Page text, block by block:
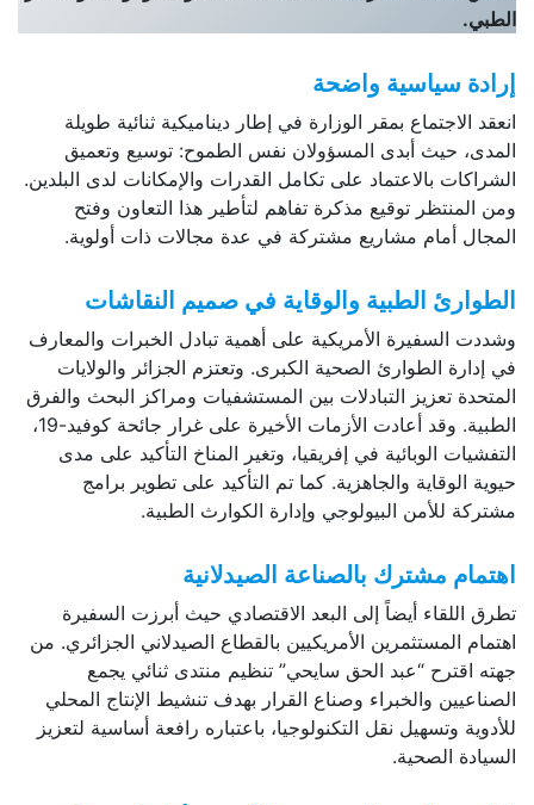
الطبي.
إرادة سياسية واضحة
انعقد الاجتماع بمقر الوزارة في إطار ديناميكية ثنائية طويلة
المدى، حيث أبدى المسؤولان نفس الطموح: توسيع وتعميق
الشراكات بالاعتماد على تكامل القدرات والإمكانات لدى البلدين.
ومن المنتظر توقيع مذكرة تفاهم لتأطير هذا التعاون وفتح
المجال أمام مشاريع مشتركة في عدة مجالات ذات أولوية.
الطوارئ الطبية والوقاية في صميم النقاشات
وشددت السفيرة الأمريكية على أهمية تبادل الخبرات والمعارف
في إدارة الطوارئ الصحية الكبرى. وتعتزم الجزائر والولايات
المتحدة تعزيز التبادلات بين المستشفيات ومراكز البحث والفرق
الطبية. وقد أعادت الأزمات الأخيرة على غرار جائحة كوفيد-19،
التفشيات الوبائية في إفريقيا، وتغير المناخ التأكيد على مدى
حيوية الوقاية والجاهزية. كما تم التأكيد على تطوير برامج
مشتركة للأمن البيولوجي وإدارة الكوارث الطبية.
اهتمام مشترك بالصناعة الصيدلانية
تطرق اللقاء أيضاً إلى البعد الاقتصادي حيث أبرزت السفيرة
اهتمام المستثمرين الأمريكيين بالقطاع الصيدلاني الجزائري. من
جهته اقترح “عبد الحق سايحي” تنظيم منتدى ثنائي يجمع
الصناعيين والخبراء وصناع القرار بهدف تنشيط الإنتاج المحلي
للأدوية وتسهيل نقل التكنولوجيا، باعتباره رافعة أساسية لتعزيز
السيادة الصحية.